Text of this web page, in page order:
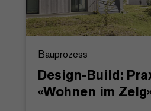
Bauprozess
Design-Build:
«Wohnen im